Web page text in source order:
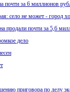
почти за 6 миллионов
село не может - город
продали почти за 5,6
дело
приговора по делу